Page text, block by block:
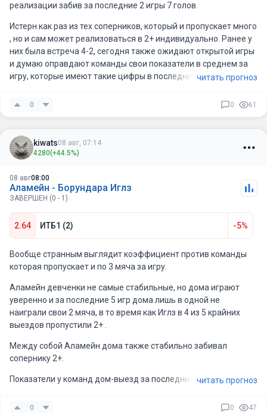
реализации забив за последние 2 игры 7 голов.
Истерн как раз из тех соперников, который и пропускает много
, но и сам может реализоваться в 2+ индивидуально. Ранее у
них была встреча 4-2, сегодня также ожидают открытой игры
и думаю оправдают команды свои показатели в среднем за
игру, которые имеют такие цифры в последних 5 играх: 2.4 -
читать прогноз
0 0 61
kiwats08 авг, 07:14
4280(+44.5%)
08 авг08:00
Аламейн - Борундара Иглз
ЗАВЕРШЕН (0 - 1)
2.64 ИТБ1 (2) -5%
Вообще странным выглядит коэффициент против команды
которая пропускает и по 3 мяча за игру.
Аламейн девченки не самые стабильные, но дома играют
уверенно и за последние 5 игр дома лишь в одной не
наиграли свои 2 мяча, в то время как Иглз в 4 из 5 крайних
выездов пропустили 2+ .
Между собой Аламейн дома также стабильно забивал
сопернику 2+.
Показатели у команд дом-выезд за последние 5 игр 1.6
читать прогноз
0 0 47